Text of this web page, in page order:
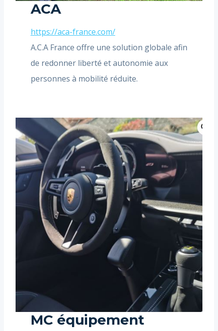
ACA
https://aca-france.com/
A.C.A France offre une solution globale afin
de redonner liberté et autonomie aux
personnes à mobilité réduite.
MC équipement